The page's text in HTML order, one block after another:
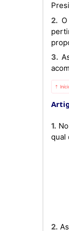
2. O Ministro da Construção e Obras Públicas submete ao Plenário do CTOP as matérias que considere
3. As convocatórias das reuniões deverão ser enviadas com pelo menos 5 (cinco) dias de antecedência e
⇡
1. No final de cada reunião do CTOP será lavrada a respectiva Acta que deve ser assinada pelo Secretariado, na
qual
2. As cópias das actas serão enviadas a todos os membros, que poderão apresentar, no prazo máximo de oitos